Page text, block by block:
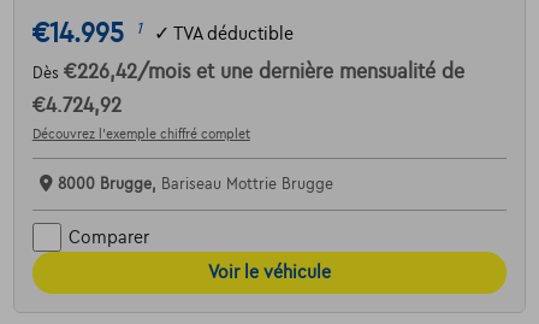
€14.995 1 ✓ TVA déductible
Dès €226,42/mois et une dernière mensualité de
€4.724,92
Découvrez l’exemple chiffré complet
8000 Brugge, Bariseau Mottrie Brugge
Comparer
Voir le véhicule